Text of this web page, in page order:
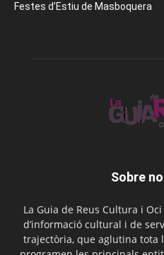
Festes d’Estiu de Masboquera
Sobre
La Guia de Reus Cultura i
d’informació cultural i de
trajectòria, que aglutina tota